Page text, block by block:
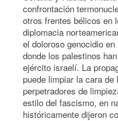
confrontación
otros frentes bélicos en
diplomacia
el doloroso genocidio
donde los palestinos
ejército israelí. La
puede limpiar la cara
perpetradores de
estilo del fascismo, en
históricamente dijeron